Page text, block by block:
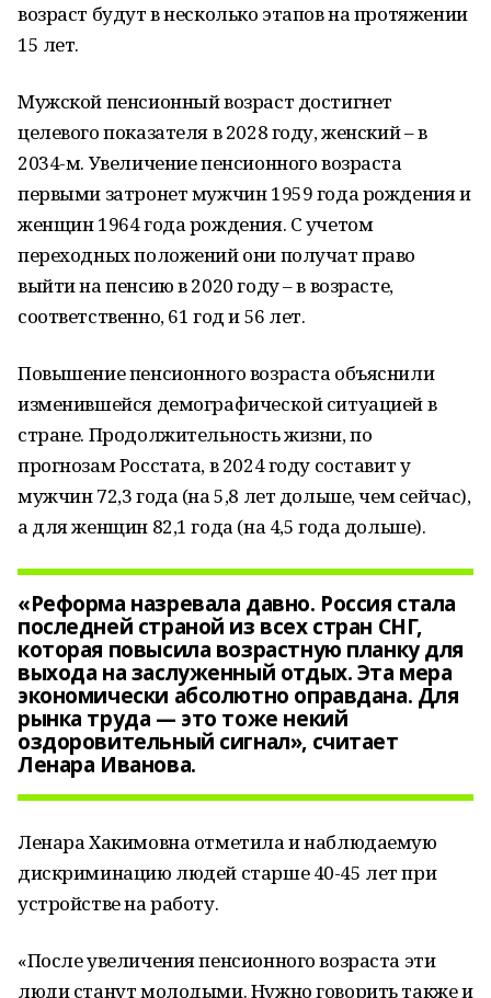
возраст будут в несколько этапов на протяжении
15 лет.
Мужской пенсионный возраст достигнет
целевого показателя в 2028 году, женский – в
2034-м. Увеличение пенсионного возраста
первыми затронет мужчин 1959 года рождения и
женщин 1964 года рождения. С учетом
переходных положений они получат право
выйти на пенсию в 2020 году – в возрасте,
соответственно, 61 год и 56 лет.
Повышение пенсионного возраста объяснили
изменившейся демографической ситуацией в
стране. Продолжительность жизни, по
прогнозам Росстата, в 2024 году составит у
мужчин 72,3 года (на 5,8 лет дольше, чем сейчас),
а для женщин 82,1 года (на 4,5 года дольше).
«Реформа назревала давно. Россия стала
последней страной из всех стран СНГ,
которая повысила возрастную планку для
выхода на заслуженный отдых. Эта мера
экономически абсолютно оправдана. Для
рынка труда — это тоже некий
оздоровительный сигнал», считает
Ленара Иванова.
Ленара Хакимовна отметила и наблюдаемую
дискриминацию людей старше 40-45 лет при
устройстве на работу.
«После увеличения пенсионного возраста эти
люди станут молодыми. Нужно говорить также и